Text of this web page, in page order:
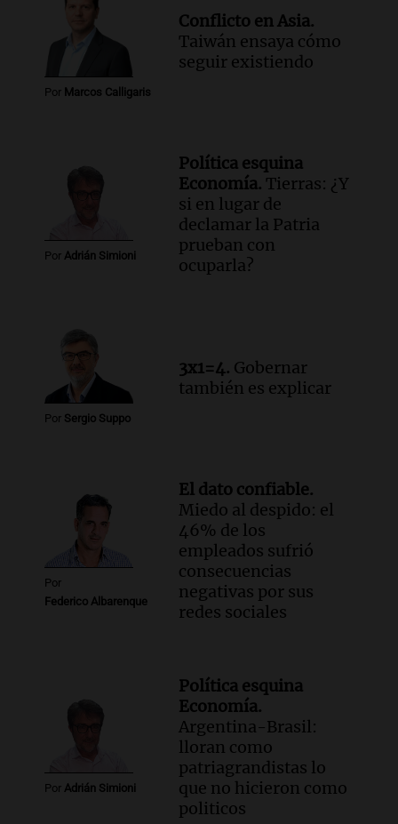
Por Marcos Calligaris
Conflicto en Asia.
Taiwán ensaya cómo
seguir existiendo
Por Adrián Simioni
Política esquina
Economía. Tierras: ¿Y
si en lugar de
declamar la Patria
prueban con
ocuparla?
Por Sergio Suppo
3x1=4. Gobernar
también es explicar
Por
Federico Albarenque
El dato confiable.
Miedo al despido: el
46% de los
empleados sufrió
consecuencias
negativas por sus
redes sociales
Por Adrián Simioni
Política esquina
Economía.
Argentina-Brasil:
lloran como
patriagrandistas lo
que no hicieron como
politicos